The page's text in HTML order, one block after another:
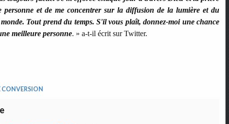
personne et de me concentrer sur la diffusion de la lumière et du
Tout prend du temps. S'il vous plaît, donnez-moi une chance
meilleure personne. » a-t-il écrit sur Twitter.